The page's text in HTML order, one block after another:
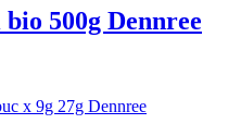
500g Dennree